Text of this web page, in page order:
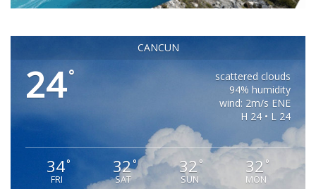
CANCUN
24°
scattered clouds
94% humidity
wind: 2m/s ENE
H 24 • L 24
34°
FRI
32°
SAT
32 °
SUN
32 °
MON